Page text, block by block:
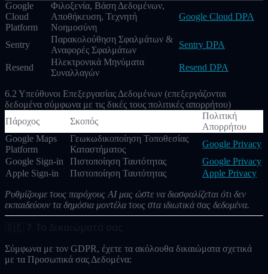
Google
Cloud
Platform
Φιλοξενία, Βάση Δεδομένων,
Αποθήκευση, Τεχνητή
Νοημοσύνη
Google Cloud DPA
Sentry
Παρακολούθηση Σφαλμάτων &
Αναφορές Σφαλμάτων
Sentry DPA
Resend
Ηλεκτρονικά Μηνύματα
Συναλλαγών
Resend DPA
6.2 Υπεύθυνοι Επεξεργασίας Δεδομένων (επεξεργάζονται
δεδομένα σύμφωνα με τις δικές τους πολιτικές απορρήτου)
Πάροχος
Σκοπός
Πολιτική
Απορρήτου
Google Maps
Platform
Γεωκωδικοποίηση Τοποθεσίας
Καταστήματος
Google Privacy
Google Sign-in
Πιστοποίηση Ταυτότητας
Google Privacy
Apple Sign-in
Πιστοποίηση Ταυτότητας Apple Privacy
Ρυθμίζουμε τους παρόχους AI μας ώστε να διασφαλίζεται ότι δεν
εκπαιδεύουν τα δημόσια μοντέλα τους στα ιδιωτικά σας δεδομένα.
🇸🇪 7. Τα Δικαιώματά σας
Σύμφωνα με τον GDPR, έχετε τα ακόλουθα δικαιώματα σχετικά
με τα Προσωπικά σας Δεδομένα: